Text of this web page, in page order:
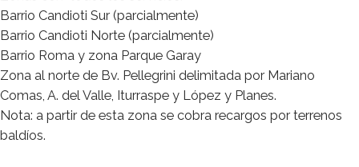
Barrio Candioti Sur (parcialmente)
Barrio Candioti Norte (parcialmente)
Barrio Roma y zona Parque Garay
Zona al norte de Bv. Pellegrini delimitada por Mariano
Comas, A. del Valle, Iturraspe y López y Planes.
Nota: a partir de esta zona se cobra recargos por terrenos
baldíos.